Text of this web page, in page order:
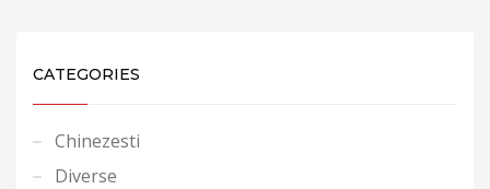
CATEGORIES
Chinezesti
Diverse